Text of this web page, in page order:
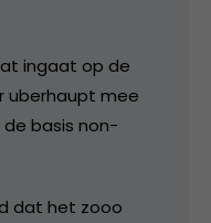
ingaat op de
uberhaupt mee
basis non-
dat het zooo